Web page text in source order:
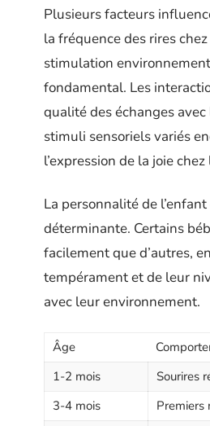
Plusieurs facteurs
la fréquence des rires
stimulation
fondamental. Les
qualité des échanges
stimuli sensoriels variés
l’expression de la joie chez
La personnalité de
déterminante. Certains
facilement que d’autres,
tempérament et de leur
avec leur environnement.
Âge
1-2 mois
Sourires
3-4 mois
Premiers